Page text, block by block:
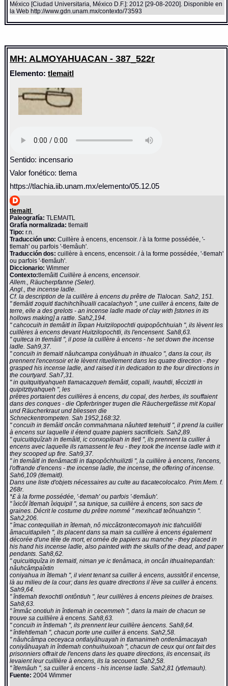
México [Ciudad Universitaria, México D.F.]: 2012 [29-08-2020]. Disponible en
la Web http://www.gdn.unam.mx/contexto/73593
MH: ALMOYAHUACAN - 387_522r
Elemento:tlemaitl
Sentido: incensario
Valor fonético: tlema
https://tlachia.iib.unam.mx/elemento/05.12.05
tlemaitl
Paleografía: TLEMAITL
Grafía normalizada: tlemaitl
Tipo: r.n.
Traducción uno: Cuillère à encens, encensoir. / à la forme possédée, '-
tlemah' ou parfois '-tlemâuh'.
Traducción dos: cuillère à encens, encensoir. / à la forme possédée, '-tlemah'
ou parfois '-tlemâuh'.
Diccionario:Wimmer
Contexto:tlemâitlCuillère à encens, encensoir.
Allem., Räucherpfanne (Seler).
Angl., the incense ladle.
Cf. la description de la cuillère à encens du prêtre de Tlalocan. Sah2, 151.
" tlemâitl zoquitl tlachihchîhualli cacalachyoh ", une cuiller à encens, faite de
terre, elle a des grelots - an incense ladle made of clay with [stones in its
hollows making] a rattle. Sah2,194.
" cahcocuih in tlemâitl in îîxpan Huitzilopochtli quipopôchhuiah ", ils lèvent les
cuillères à encens devant Huitzilopochtli, ils l'encensent. Sah8,63.
" quiteca in tlemâitl ", il pose la cuillère à encens - he set down the incense
ladle. Sah9,37.
" concuih in tlemaitl nâuhcampa coniyâhuah in ithualco ", dans la cour, ils
prennent l'encensoir et le lèvent rituellement dans les quatre direction - they
grasped his incense ladle, and raised it in dedication to the four directions in
the courtyard. Sah7,31.
" in quitquitiyahqueh tlamacazqueh tlemâitl, copalli, ivauhtli, têcciztli in
quipitztiyahqueh ", les
prêtres portaient des cuillères à encens, du copal, des herbes, ils souffaient
dans des conques - die Opferbringer trugen die Räuchergefässe mit Kopal
und Räucherkraut und bliessen die
Schneckentrompeten. Sah 1952,168:32.
" concuih in tlemâitl oncân commahmana nâuhtetl tetehuitl ", il prend la cuiller
à encens sur laquelle il étend quatre papiers sacrificiels. Sah2,89.
" quicuitiquîzah in tlemâitl, ic conxopiloah in tletl ", ils prennent la cuiller à
encens avec laquelle ils ramassent le feu - they took the incense ladle with it
they scooped up fire. Sah9,37.
" in tlemâitl in tlenâmactli in tlapopôchhuiliztli ", la cuillère à encens, l'encens,
l'offrande d'encens - the incense ladle, the incense, the offering of incense.
Sah6,109 (tlemaitl).
Dans une liste d'objets nécessaires au culte au tlacatecolocalco. Prim.Mem. f.
268r.
*£ à la forme possédée, '-tlemah' ou parfois '-tlemâuh'.
" îxicôl îtlemah îxiquipil ", sa tunique, sa cuillère à encens, son sacs de
graines. Décrit le costume du prêtre nommé " mexihcatl teôhuahtzin ".
Sah2,206.
" îmac contequiliah in îtlemah, nô miccâtzontecomayoh inic tlahcuilôlli
âmacuitlapileh ", ils placent dans sa main sa cuillère à encens également
décorée d'une tête de mort, et ornée de papiers au manche - they placed in
his hand his incense ladle, also painted with the skulls of the dead, and paper
pendants. Sah8,62.
" quicuitiquîza in tlemaitl, niman ye ic tlenâmaca, in oncân ithualnepantlah:
nâuhcâmpaîxtin
coniyahua in îtlemah ", il vient tenant sa cuiller à encens, aussitôt il encense,
là au milieu de la cour; dans les quatre directions il lève sa cuiller à encens.
Sah9,64.
" întlemah tlexochtli ontôntiuh ", leur cuillères à encens pleines de braises.
Sah8,63.
" îmmâc onotiuh in întlemah in cecemmeh ", dans la main de chacun se
trouve sa cuillière à encens. Sah8,63.
" concuih in întlemah ", ils prennent leur cuillère àencens. Sah8,64.
" întlehtlemah ", chacun porte une cuiller à encens. Sah2,58.
" nâuhcâmpa ceceyaca ontlaiyâhuayah in tlamanimeh ontlenâmacayah
coniyâhuayah in întlemah conhuihuixoah ", chacun de ceux qui ont fait des
prisonniers offrait de l'encens dans les quatre directions, ils encensait, ils
levaient leur cuillière à encens, ils la secouent. Sah2,58.
" îtlemâuh ", sa cuiller à encens - his incense ladle. Sah2,81 (ytlemauh).
Fuente: 2004 Wimmer